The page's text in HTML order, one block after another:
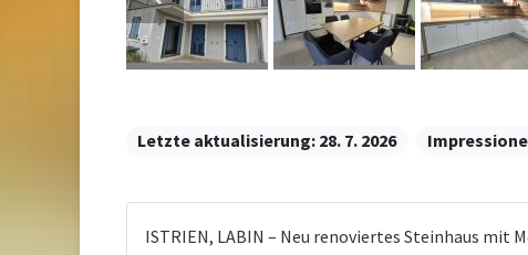
Letzte aktualisierung: 28. 7. 2026
ISTRIEN, LABIN – Neu renoviertes Steinhaus